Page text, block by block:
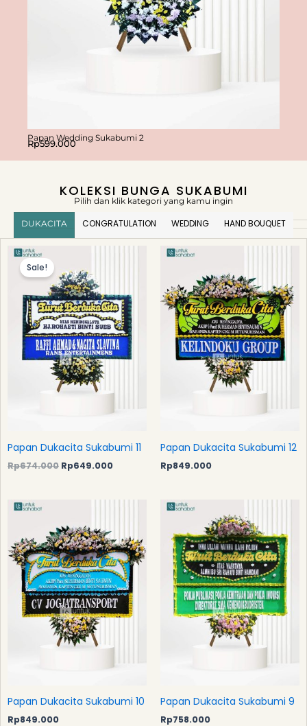
Papan Wedding Sukabumi 2
Rp599.000
KOLEKSI BUNGA SUKABUMI
Pilih dan klik kategori yang kamu ingin
DUKACITA CONGRATULATION WEDDING HAND BOUQUET
Sale!
Papan Dukacita Sukabumi 11
Rp674.000
was:
Rp674.000.
Rp649.000
Papan Dukacita Sukabumi 12
Rp849.000
Papan Dukacita Sukabumi 10
Rp849.000
Papan Dukacita Sukabumi 9
Rp758.000